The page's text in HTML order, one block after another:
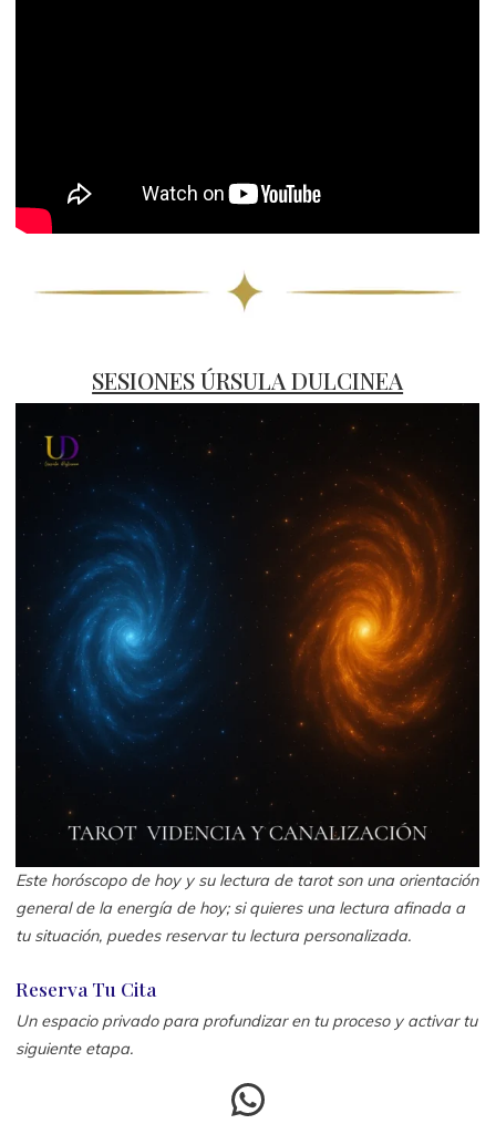
SESIONES ÚRSULA DULCINEA
Este horóscopo de hoy y su lectura de tarot son una orientación
general de la energía de hoy; si quieres una lectura afinada a
tu situación, puedes reservar tu lectura personalizada.
Reserva Tu Cita
Un espacio privado para profundizar en tu proceso y activar tu
siguiente etapa.
WhatsApp